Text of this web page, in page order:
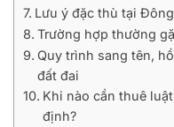
Lưu ý đặc thù tại
Trường hợp thường
Quy trình sang tên,
đất đai
Khi nào cần thuê
định?